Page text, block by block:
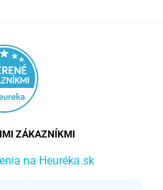
ZÁKAZNÍKMI
na Heuréka.sk